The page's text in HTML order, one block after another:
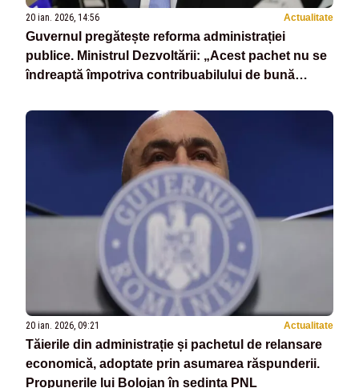
20 ian. 2026, 14:56 Actualitate
Guvernul pregătește reforma administrației
publice. Ministrul Dezvoltării: „Acest pachet nu se
îndreaptă împotriva contribuabilului de bună
20 ian. 2026, 09:21 Actualitate
Tăierile din administrație și pachetul de relansare
economică, adoptate prin asumarea răspunderii.
Propunerile lui Bolojan în ședința PNL